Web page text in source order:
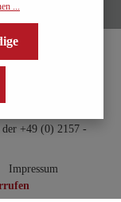
+49 (0) 2157 -
Impressum
...